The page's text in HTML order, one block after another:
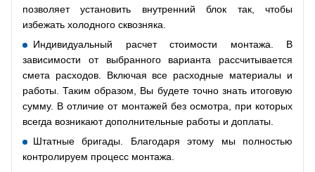
позволяет установить внутренний блок так, чтобы
избежать холодного сквозняка.
Индивидуальный расчет стоимости монтажа. В
зависимости от выбранного варианта рассчитывается
смета расходов. Включая все расходные материалы и
работы. Таким образом, Вы будете точно знать итоговую
сумму. В отличие от монтажей без осмотра, при которых
всегда возникают дополнительные работы и доплаты.
Штатные бригады. Благодаря этому мы полностью
контролируем процесс монтажа.